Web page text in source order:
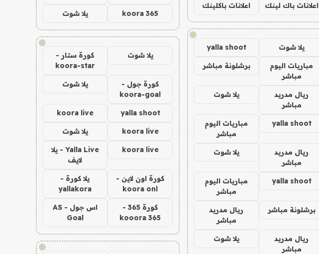
اعلانات باك لينك اعلانات باكلينك
!
يلا شوت yalla shoot
مباريات اليوم
مباشر
برشلونة مباشر
ريال مدريد
مباشر
يلا شوت
yalla shoot
مباريات اليوم
مباشر
ريال مدريد
مباشر
يلا شوت
yalla shoot
مباريات اليوم
مباشر
برشلونة مباشر
ريال مدريد
مباشر
ريال مدريد
مباشر
يلا شوت
koora 365 يلا شوت
!
يلا شوت
كورة ستار -
koora-star
كورة جول -
koora-goal
يلا شوت
yalla shoot
koora live
koora live يلا شوت
koora live
Yalla Live - يلا
لايف
كورة اون لاين -
koora onl
يلا كورة -
yallakora
كورة 365 -
kooora 365
اس جول - AS
Goal
!